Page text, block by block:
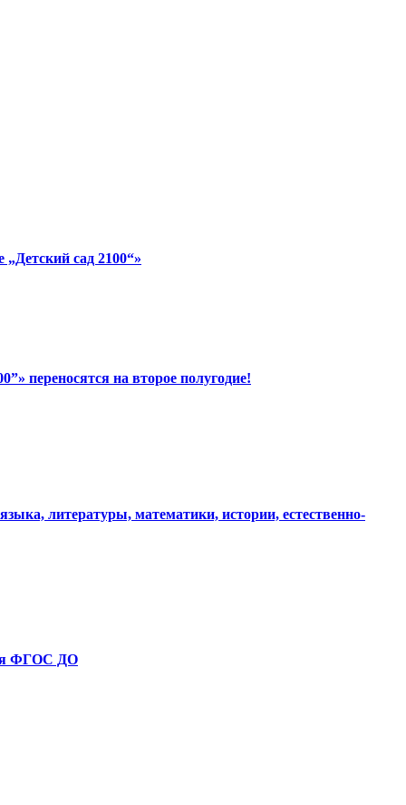
сад 2100“»
переносятся на второе полугодие!
литературы, математики, истории, естественно-
ФГОС ДО